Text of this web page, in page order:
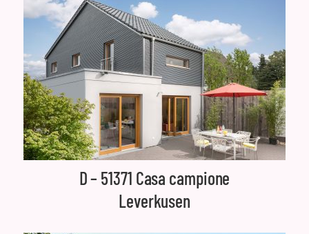
D – 51371 Casa campione
Leverkusen